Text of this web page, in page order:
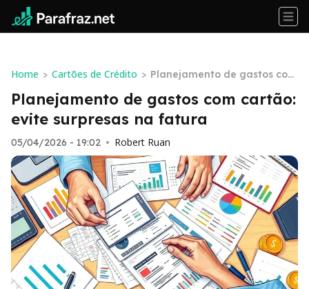
Home > Cartões de Crédito > Planejamento de gastos com
cartão: evite surpresas na fa
tura
Planejamento de gastos com cartão:
evite surpresas na fatura
05/04/2026 - 19:02 • Robert Ruan